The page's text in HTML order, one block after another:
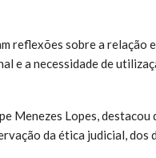
reflexões sobre a relação
e a necessidade de
Menezes Lopes,
da ética judicial, dos